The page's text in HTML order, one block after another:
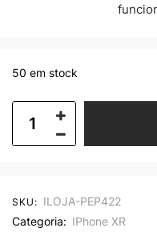
50 em stock
SKU: ILOJA-PEP422
Categoria: IPhone XR